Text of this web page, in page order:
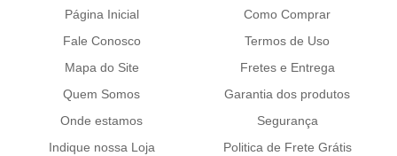
Página Inicial
Fale Conosco
Mapa do Site
Quem Somos
Onde estamos
Indique nossa Loja
Como Comprar
Termos de Uso
Fretes e Entrega
Garantia dos produtos
Segurança
Politica de Frete Grátis